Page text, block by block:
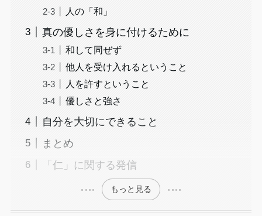
人の「和」
真の優しさを身に付けるために
和して同ぜず
他人を受け入れるということ
人を許すということ
優しさと強さ
自分を大切にできること
まとめ
「仁」に関する発信
もっと見る